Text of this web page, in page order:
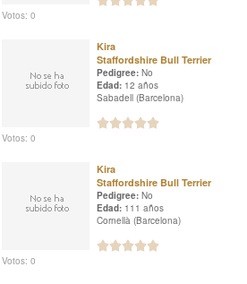
Votos: 0
Kira
Staffordshire Bull Terrier
Pedigree: No
Edad: 12 años
Sabadell (Barcelona)
Votos: 0
Kira
Staffordshire Bull Terrier
Pedigree: No
Edad: 111 años
Cornellà (Barcelona)
Votos: 0